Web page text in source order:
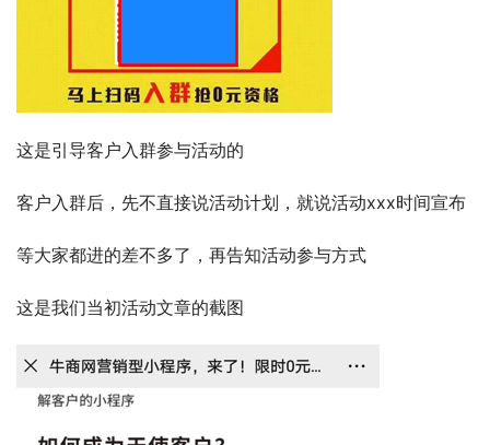
这是引导客户入群参与活动的
客户入群后，先不直接说活动计划，就说活动xxx时间宣布
等大家都进的差不多了，再告知活动参与方式
这是我们当初活动文章的截图